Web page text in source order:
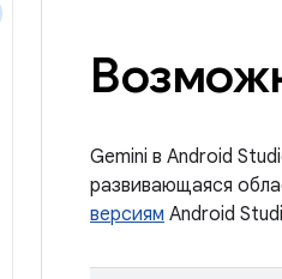
Gemini в Android
развивающаяся
версиям Android